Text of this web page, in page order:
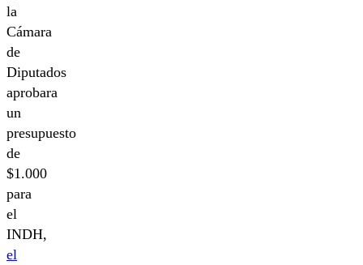
la
Cámara
de
Diputados
aprobara
un
presupuesto
de
$1.000
para
el
INDH,
el